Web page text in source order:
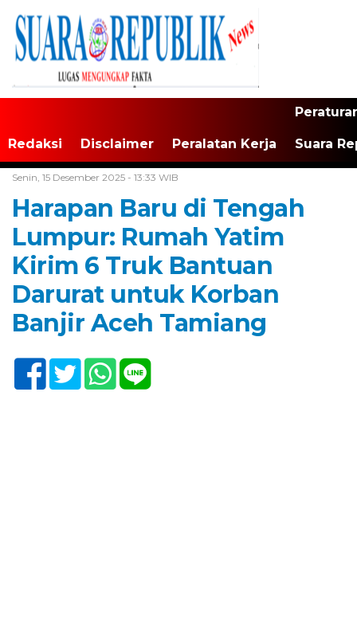
Redaksi Disclaimer Peralatan Kerja Suara
Senin, 15 Desember 2025 - 13:33 WIB
Harapan Baru di Tengah
Lumpur: Rumah Yatim
Kirim 6 Truk Bantuan
Darurat untuk Korban
Banjir Aceh Tamiang